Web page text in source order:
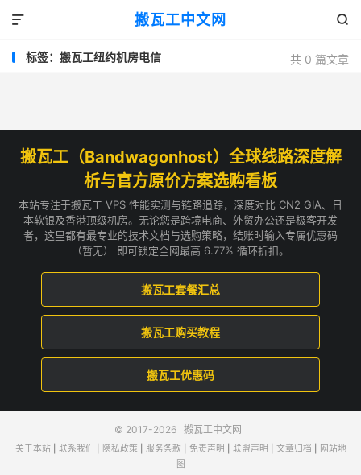
搬瓦工中文网 

共 0 篇文章
标签：搬瓦工纽约机房电信
搬瓦工（Bandwagonhost）全球线路深度解
析与官方原价方案选购看板
本站专注于搬瓦工 VPS 性能实测与链路追踪，深度对比 CN2 GIA、日
本软银及香港顶级机房。无论您是跨境电商、外贸办公还是极客开发
者，这里都有最专业的技术文档与选购策略，结账时输入专属优惠码
（暂无） 即可锁定全网最高 6.77% 循环折扣。
搬瓦工套餐汇总
搬瓦工购买教程
搬瓦工优惠码
© 2017-2026 搬瓦工中文网
关于本站| 联系我们 隐私政策 服务条款 免责声明 联盟声明 文章归档
网站地
图